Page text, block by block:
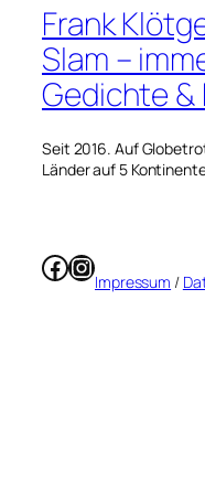
Frank
Slam –
Gedichte &
Seit 2016. Auf
Länder auf 5
Facebook
Instagram
Impressum /